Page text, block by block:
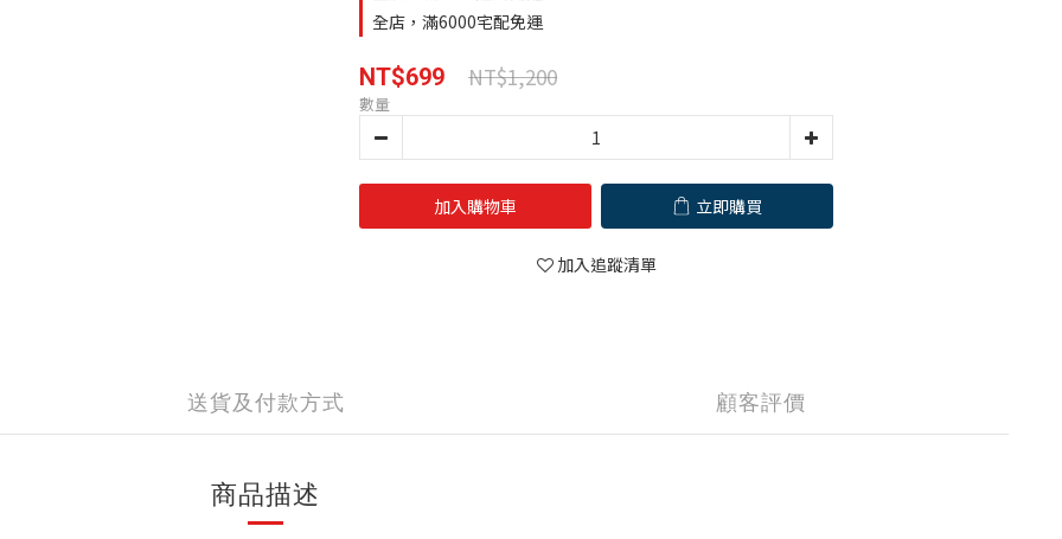
全店，滿6000宅配免運
NT$699 NT$1,200
數量
加入購物車 立即購買
加入追蹤清單
送貨及付款方式 顧客評價
商品描述